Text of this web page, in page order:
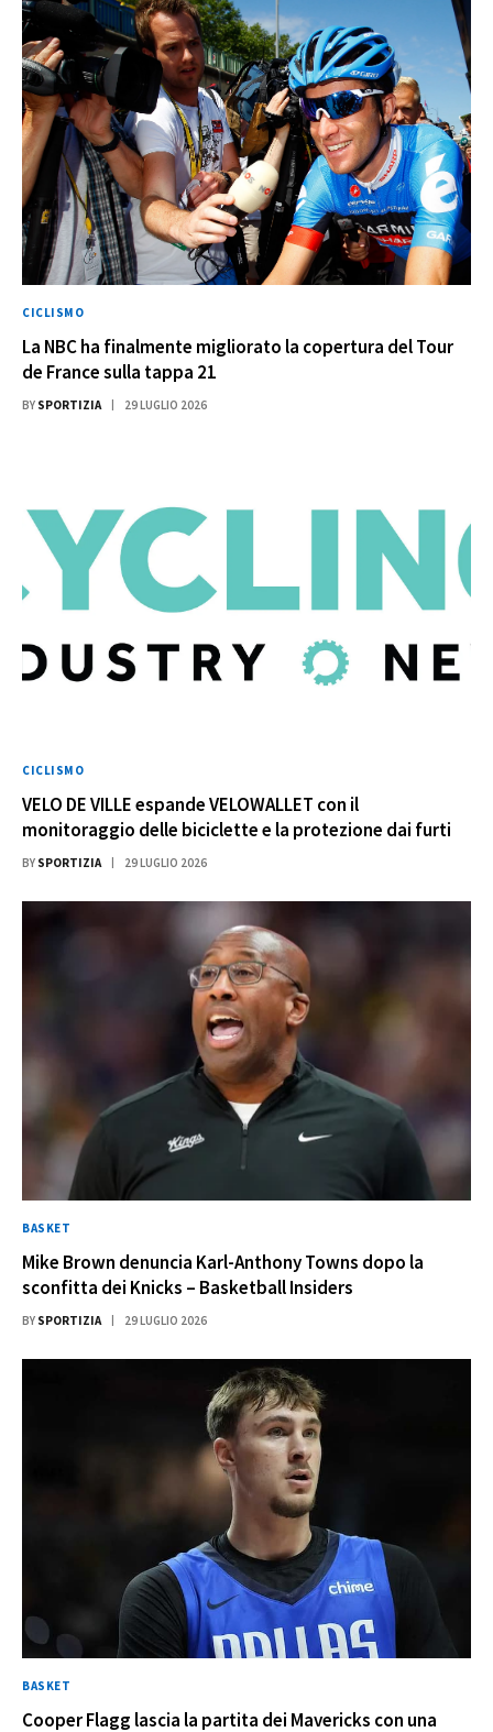
CICLISMO
La NBC ha finalmente migliorato la copertura del Tour
de France sulla tappa 21
BY SPORTIZIA 29 LUGLIO 2026
CICLISMO
VELO DE VILLE espande VELOWALLET con il
monitoraggio delle biciclette e la protezione dai furti
BY SPORTIZIA 29 LUGLIO 2026
BASKET
Mike Brown denuncia Karl-Anthony Towns dopo la
sconfitta dei Knicks – Basketball Insiders
BY SPORTIZIA 29 LUGLIO 2026
BASKET
Cooper Flagg lascia la partita dei Mavericks con una